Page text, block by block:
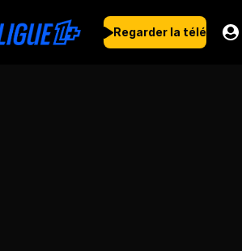
Regarder la télé